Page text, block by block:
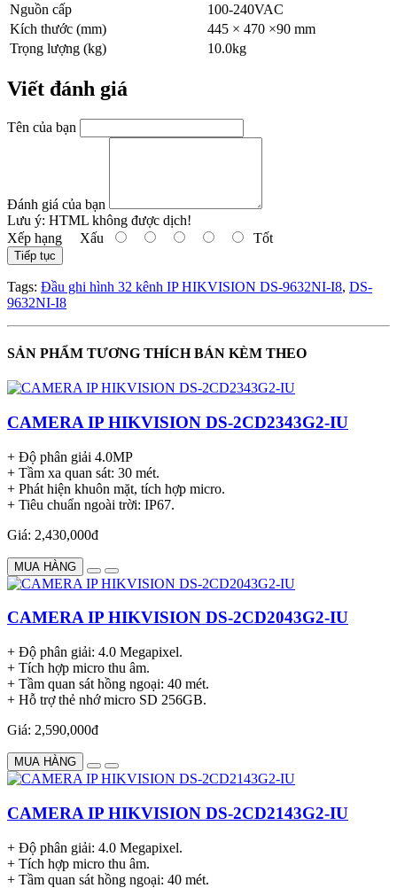
Nguồn cấp
100-240VAC
Kích thước (mm)
445 × 470 ×90 mm
Trọng lượng (kg)
10.0kg
Viết đánh giá
Tên của bạn
Đánh giá của bạn
Lưu ý: HTML không được dịch!
Xếp hạng Xấu Tốt
Tiếp tục
Tags: Đầu ghi hình 32 kênh IP HIKVISION DS-9632NI-I8, DS-
9632NI-I8
SẢN PHẨM TƯƠNG THÍCH BÁN KÈM THEO
CAMERA IP HIKVISION DS-2CD2343G2-IU
+ Độ phân giải 4.0MP
+ Tầm xa quan sát: 30 mét.
+ Phát hiện khuôn mặt, tích hợp micro.
+ Tiêu chuẩn ngoài trời: IP67.
Giá: 2,430,000đ
MUA HÀNG
CAMERA IP HIKVISION DS-2CD2043G2-IU
+ Độ phân giải: 4.0 Megapixel.
+ Tích hợp micro thu âm.
+ Tầm quan sát hồng ngoại: 40 mét.
+ Hỗ trợ thẻ nhớ micro SD 256GB.
Giá: 2,590,000đ
MUA HÀNG
CAMERA IP HIKVISION DS-2CD2143G2-IU
+ Độ phân giải: 4.0 Megapixel.
+ Tích hợp micro thu âm.
+ Tầm quan sát hồng ngoại: 40 mét.